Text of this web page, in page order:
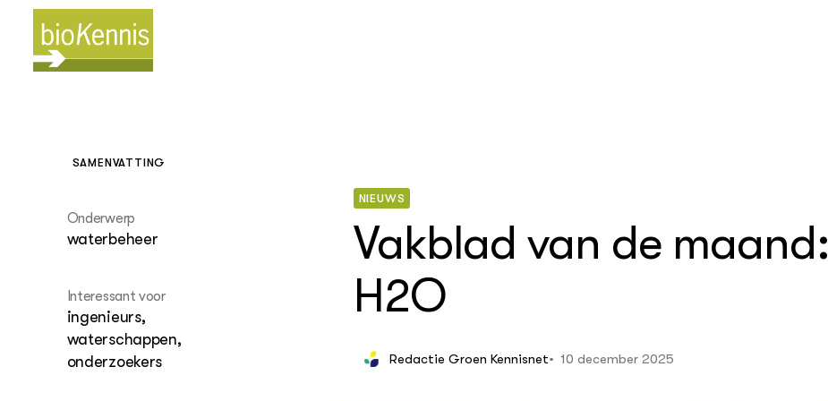
Thema's
(Bloem)bollenteelt
Akkerbouw en
vollegrondsgroenten:
Biggensterfte in een
Leren Wiki Biologische landbouw
BioAcademy
SAMENVATTING
Onderwerp
waterbeheer
Interessant voor
ingenieurs,
waterschappen,
onderzoekers
NIEUWS
Vakblad van de maand:
H2O
Redactie Groen Kennisnet 10 december 2025